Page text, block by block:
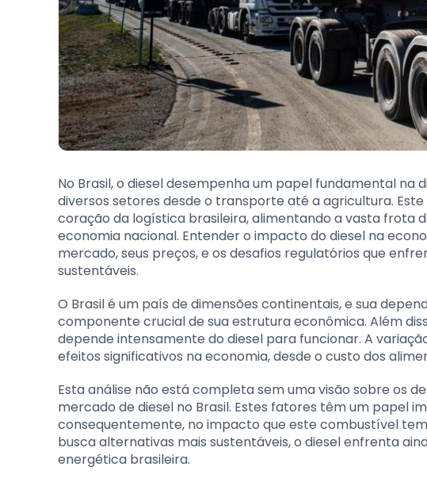
No Brasil, o diesel desempenha um papel fundamental
diversos setores desde o transporte até a agricultura.
coração da logística brasileira, alimentando a vasta frota
economia nacional. Entender o impacto do diesel na
mercado, seus preços, e os desafios regulatórios que
sustentáveis.
O Brasil é um país de dimensões continentais, e sua
componente crucial de sua estrutura econômica. Além
depende intensamente do diesel para funcionar. A
efeitos significativos na economia, desde o custo dos
Esta análise não está completa sem uma visão sobre os
mercado de diesel no Brasil. Estes fatores têm um papel
consequentemente, no impacto que este combustível
busca alternativas mais sustentáveis, o diesel enfrenta
energética brasileira.